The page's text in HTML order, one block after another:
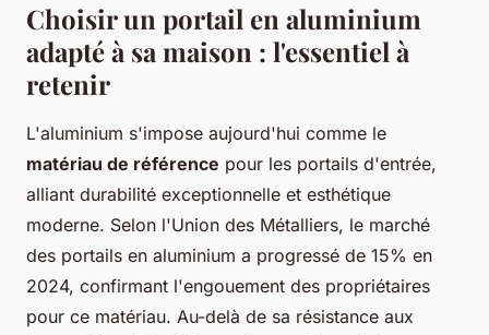
Choisir un portail en aluminium
adapté à sa maison : l'essentiel à
retenir
L'aluminium s'impose aujourd'hui comme le
matériau de référence pour les portails d'entrée,
alliant durabilité exceptionnelle et esthétique
moderne. Selon l'Union des Métalliers, le marché
des portails en aluminium a progressé de 15% en
2024, confirmant l'engouement des propriétaires
pour ce matériau. Au-delà de sa résistance aux